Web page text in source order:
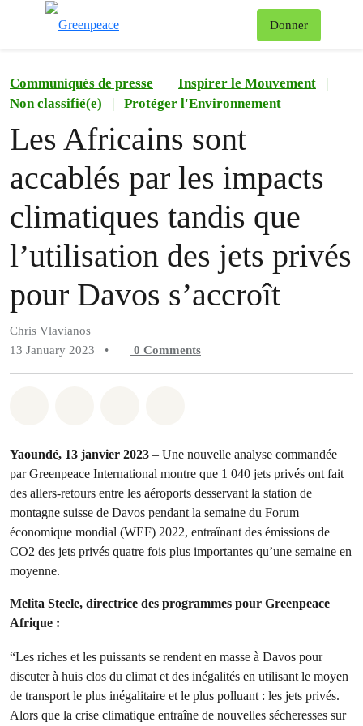
Donner
Communiqués de presse Inspirer le Mouvement
|
Non classifié(e)
| Protéger l'Environnement
Les Africains sont
accablés par les impacts
climatiques tandis que
l’utilisation des jets privés
pour Davos s’accroît
Chris Vlavianos
13 January 2023
• 0 Comments
Yaoundé, 13 janvier 2023 – Une nouvelle analyse commandée
par Greenpeace International montre que 1 040 jets privés ont fait
des allers-retours entre les aéroports desservant la station de
montagne suisse de Davos pendant la semaine du Forum
économique mondial (WEF) 2022, entraînant des émissions de
CO2 des jets privés quatre fois plus importantes qu’une semaine en
moyenne.
Melita Steele, directrice des programmes pour Greenpeace
Afrique :
“Les riches et les puissants se rendent en masse à Davos pour
discuter à huis clos du climat et des inégalités en utilisant le moyen
de transport le plus inégalitaire et le plus polluant : les jets privés.
Alors que la crise climatique entraîne de nouvelles sécheresses sur